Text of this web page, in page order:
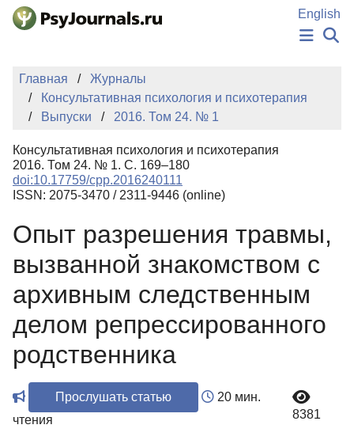
Перейти к основному содержанию
English
НОВОСТИ
АВТОРЫ
КЛЮЧЕВЫЕ СЛОВА
Регистрация
Главная
Журналы
Консультативная психология и психотерапия
Выпуски
2016. Том 24. № 1
Консультативная психология и психотерапия
2016. Том 24. № 1. С. 169–180
doi:10.17759/cpp.2016240111
ISSN: 2075-3470 / 2311-9446 (online)
Опыт разрешения травмы,
вызванной знакомством с
архивным следственным
делом репрессированного
родственника
Прослушать статью
20 мин.
чтения
8381